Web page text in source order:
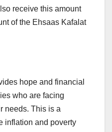
receive this amount
of the Ehsaas Kafalat
hope and financial
who are facing
needs. This is a
inflation and poverty